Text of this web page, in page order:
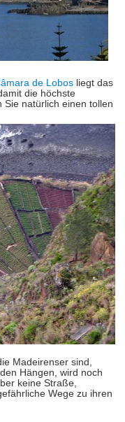
de Lobos liegt das
die höchste
Sie natürlich einen tollen
Madeirenser sind,
Hängen, wird noch
keine Straße,
Wege zu ihren